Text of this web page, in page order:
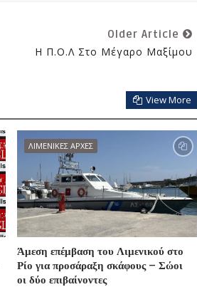
Older Article
Η Π.Ο.Λ Στο Μέγαρο Μαξίμου
View More
ΛΙΜΕΝΙΚΕΣ ΑΡΧΕΣ
Άμεση επέμβαση του Λιμενικού στο
Ρίο για προσάραξη σκάφους – Σώοι
οι δύο επιβαίνοντες